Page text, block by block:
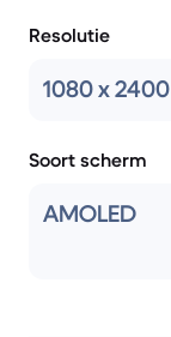
Resolutie
1080 x 2400
Soort scherm
AMOLED